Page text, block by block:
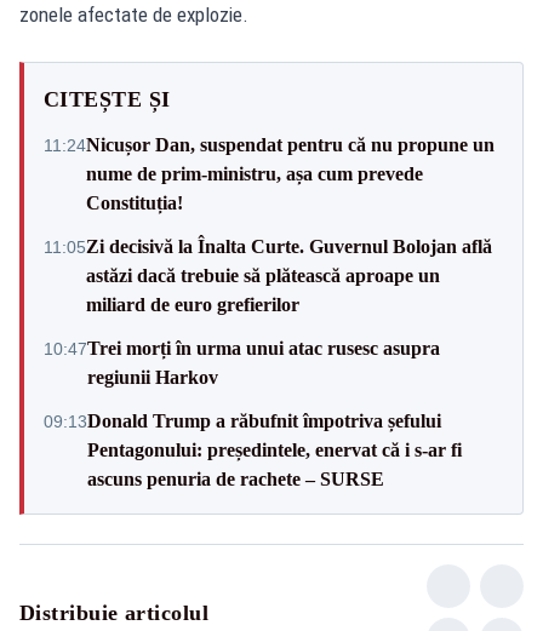
zonele afectate de explozie.
CITEȘTE ȘI
11:24Nicușor Dan, suspendat pentru că nu propune un
nume de prim-ministru, așa cum prevede
Constituția!
11:05Zi decisivă la Înalta Curte. Guvernul Bolojan află
astăzi dacă trebuie să plătească aproape un
miliard de euro grefierilor
10:47Trei morți în urma unui atac rusesc asupra
regiunii Harkov
09:13Donald Trump a răbufnit împotriva șefului
Pentagonului: președintele, enervat că i s-ar fi
ascuns penuria de rachete – SURSE
Distribuie articolul